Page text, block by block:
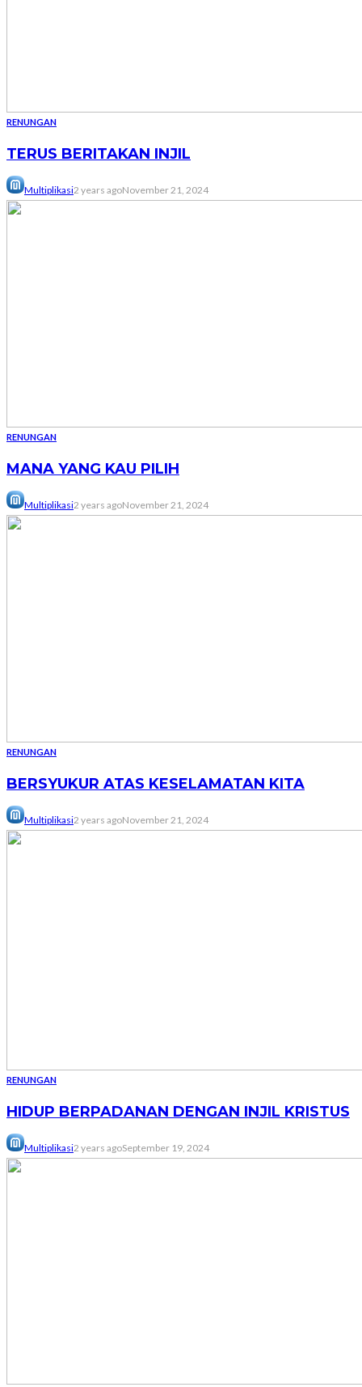
RENUNGAN
TERUS BERITAKAN INJIL
Multiplikasi2 years agoNovember 21, 2024
RENUNGAN
MANA YANG KAU PILIH
Multiplikasi2 years agoNovember 21, 2024
RENUNGAN
BERSYUKUR ATAS KESELAMATAN KITA
Multiplikasi2 years agoNovember 21, 2024
RENUNGAN
HIDUP BERPADANAN DENGAN INJIL KRISTUS
Multiplikasi2 years agoSeptember 19, 2024